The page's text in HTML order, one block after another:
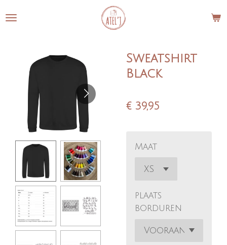
direct
hoofdinhoud
Sweatshirt
Black
€ 39,95
Maat
plaats
borduren